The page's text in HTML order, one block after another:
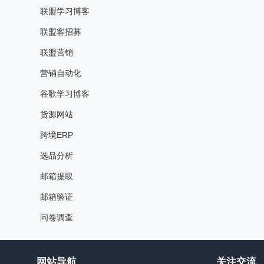
联盟学习博客
联盟客招募
联盟营销
营销自动化
谷歌学习博客
货源网站
跨境ERP
选品分析
邮箱提取
邮箱验证
问卷调查
网站导航 关注交流